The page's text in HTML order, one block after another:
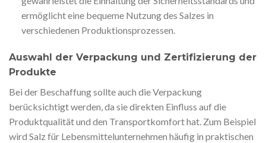
ermöglicht eine bequeme Nutzung des Salzes in
verschiedenen Produktionsprozessen.
Auswahl der Verpackung und Zertifizierung der
Produkte
Bei der Beschaffung sollte auch die Verpackung
berücksichtigt werden, da sie direkten Einfluss auf die
Produktqualität und den Transportkomfort hat. Zum Beispiel
wird Salz für Lebensmittelunternehmen häufig in praktischen